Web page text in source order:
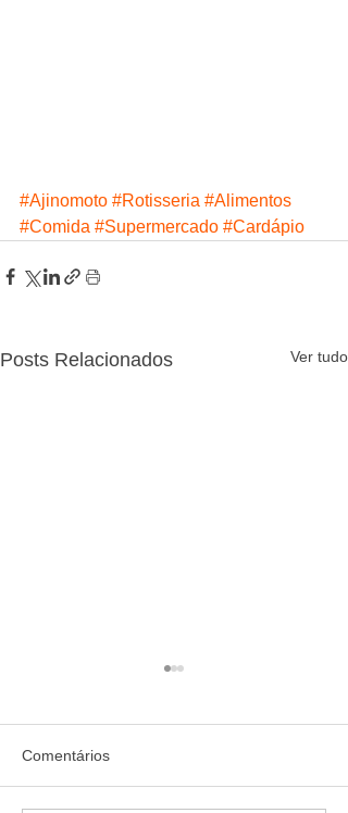
#Ajinomoto #Rotisseria #Alimentos
#Comida #Supermercado #Cardápio
Posts Relacionados Ver tudo
Comentários